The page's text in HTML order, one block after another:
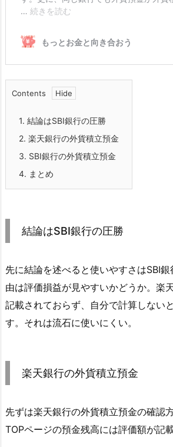
Contents
1. 結論はSBI銀行の圧勝
2. 楽天銀行の外貨積立預金
3. SBI銀行の外貨積立預金
4. まとめ
結論はSBI銀行の圧勝
先に結論を述べると使いやすさはSBI
由は評価損益が見やすいかどうか。楽
記載されておらず、自分で計算しない
す。それは流石に使いにくい。
楽天銀行の外貨積立預金
先ずは楽天銀行の外貨積立預金の確認
TOPページの預金残高には評価額が記